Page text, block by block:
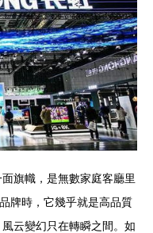
旗幟，是無數家庭客廳里
牌時，它幾乎就是高品質
云變幻只在轉瞬之間。如